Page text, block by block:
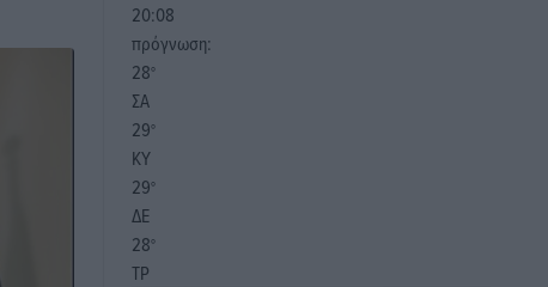
20:08
πρόγνωση:
28°
ΣΑ
29°
ΚΥ
29°
ΔΕ
28°
ΤΡ